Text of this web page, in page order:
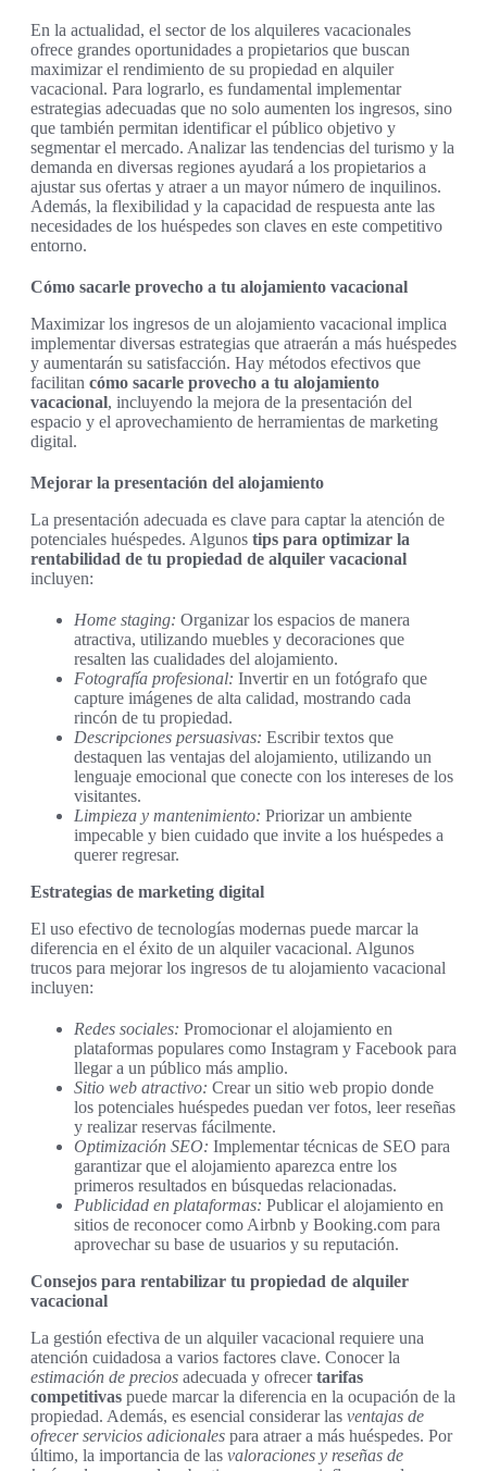
En la actualidad, el sector de los alquileres vacacionales
ofrece grandes oportunidades a propietarios que buscan
maximizar el rendimiento de su propiedad en alquiler
vacacional. Para lograrlo, es fundamental implementar
estrategias adecuadas que no solo aumenten los ingresos, sino
que también permitan identificar el público objetivo y
segmentar el mercado. Analizar las tendencias del turismo y la
demanda en diversas regiones ayudará a los propietarios a
ajustar sus ofertas y atraer a un mayor número de inquilinos.
Además, la flexibilidad y la capacidad de respuesta ante las
necesidades de los huéspedes son claves en este competitivo
entorno.
Cómo sacarle provecho a tu alojamiento vacacional
Maximizar los ingresos de un alojamiento vacacional implica
implementar diversas estrategias que atraerán a más huéspedes
y aumentarán su satisfacción. Hay métodos efectivos que
facilitan cómo sacarle provecho a tu alojamiento
vacacional, incluyendo la mejora de la presentación del
espacio y el aprovechamiento de herramientas de marketing
digital.
Mejorar la presentación del alojamiento
La presentación adecuada es clave para captar la atención de
potenciales huéspedes. Algunos tips para optimizar la
rentabilidad de tu propiedad de alquiler vacacional
incluyen:
Home staging: Organizar los espacios de manera
atractiva, utilizando muebles y decoraciones que
resalten las cualidades del alojamiento.
Fotografía profesional: Invertir en un fotógrafo que
capture imágenes de alta calidad, mostrando cada
rincón de tu propiedad.
Descripciones persuasivas: Escribir textos que
destaquen las ventajas del alojamiento, utilizando un
lenguaje emocional que conecte con los intereses de los
visitantes.
Limpieza y mantenimiento: Priorizar un ambiente
impecable y bien cuidado que invite a los huéspedes a
querer regresar.
Estrategias de marketing digital
El uso efectivo de tecnologías modernas puede marcar la
diferencia en el éxito de un alquiler vacacional. Algunos
trucos para mejorar los ingresos de tu alojamiento vacacional
incluyen:
Redes sociales: Promocionar el alojamiento en
plataformas populares como Instagram y Facebook para
llegar a un público más amplio.
Sitio web atractivo: Crear un sitio web propio donde
los potenciales huéspedes puedan ver fotos, leer reseñas
y realizar reservas fácilmente.
Optimización SEO: Implementar técnicas de SEO para
garantizar que el alojamiento aparezca entre los
primeros resultados en búsquedas relacionadas.
Publicidad en plataformas: Publicar el alojamiento en
sitios de reconocer como Airbnb y Booking.com para
aprovechar su base de usuarios y su reputación.
Consejos para rentabilizar tu propiedad de alquiler
vacacional
La gestión efectiva de un alquiler vacacional requiere una
atención cuidadosa a varios factores clave. Conocer la
estimación de precios adecuada y ofrecertarifas
competitivas puede marcar la diferencia en la ocupación de la
propiedad. Además, es esencial considerar las ventajas de
ofrecer servicios adicionales para atraer a más huéspedes. Por
último, la importancia de las valoraciones y reseñas de